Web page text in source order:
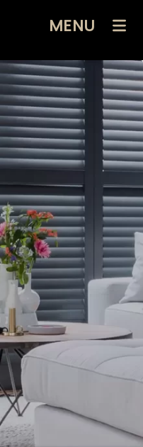
MENU